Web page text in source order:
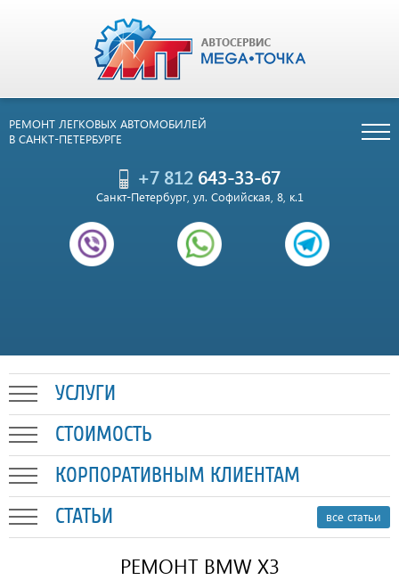
РЕМОНТ ЛЕГКОВЫХ АВТОМОБИЛЕЙ
В САНКТ-ПЕТЕРБУРГЕ
+7 812643-33-67
Санкт-Петербург, ул. Софийская, 8, к.1
УСЛУГИ
СТОИМОСТЬ
КОРПОРАТИВНЫМ КЛИЕНТАМ
СТАТЬИ
все статьи
РЕМОНТ BMW X3